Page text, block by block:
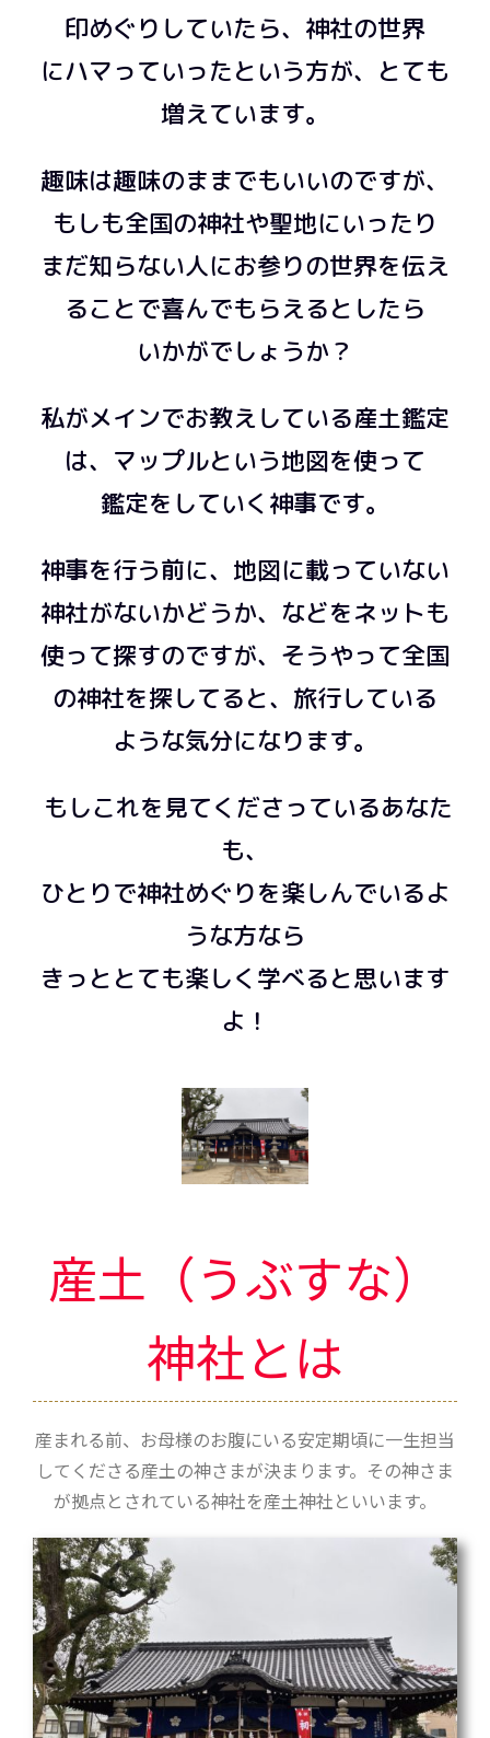
印めぐりしていたら、神社の世界
にハマっていったという方が、とても
増えています。
趣味は趣味のままでもいいのですが、
もしも全国の神社や聖地にいったり
まだ知らない人にお参りの世界を伝え
ることで喜んでもらえるとしたら
いかがでしょうか？
私がメインでお教えしている産土鑑定
は、マップルという地図を使って
鑑定をしていく神事です。
神事を行う前に、地図に載っていない
神社がないかどうか、などをネットも
使って探すのですが、そうやって全国
の神社を探してると、旅行している
ような気分になります。
もしこれを見てくださっているあなた
も、
ひとりで神社めぐりを楽しんでいるよ
うな方なら
きっととても楽しく学べると思います
よ！
産土（うぶすな）
神社とは
産まれる前、お母様のお腹にいる安定期頃に一生担当
してくださる産土の神さまが決まります。その神さま
が拠点とされている神社を産土神社といいます。